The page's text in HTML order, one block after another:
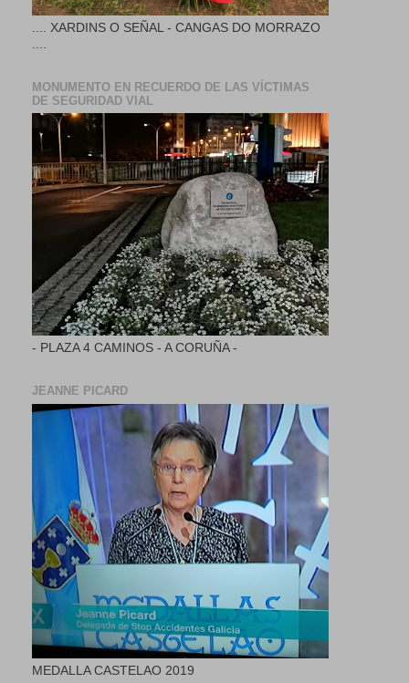
.... XARDINS O SEÑAL - CANGAS DO MORRAZO
MONUMENTO EN RECUERDO DE LAS VÍCTIMAS
DE SEGURIDAD VIAL
- PLAZA 4 CAMINOS - A CORUÑA -
JEANNE PICARD
MEDALLA CASTELAO 2019